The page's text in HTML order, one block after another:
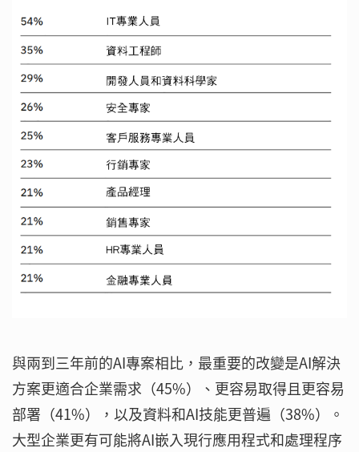
與兩到三年前的AI專案相比，最重要的改變是AI解決
方案更適合企業需求（45%）、更容易取得且更容易
部署（41%），以及資料和AI技能更普遍（38%）。
大型企業更有可能將AI嵌入現行應用程式和處理程序